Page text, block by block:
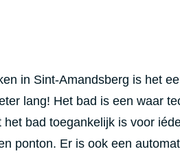
in Sint-Amandsberg is het
lang! Het bad is een waar
bad toegankelijk is voor
ponton. Er is ook een